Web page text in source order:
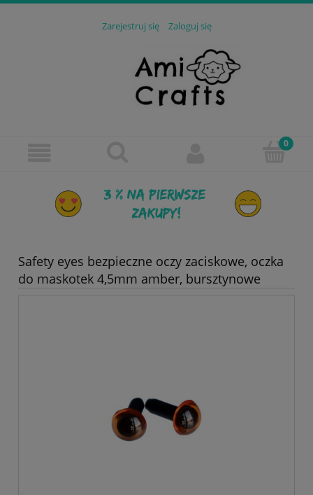
Zarejestruj się Zaloguj się
Safety eyes bezpieczne oczy zaciskowe, oczka
do maskotek 4,5mm amber, bursztynowe